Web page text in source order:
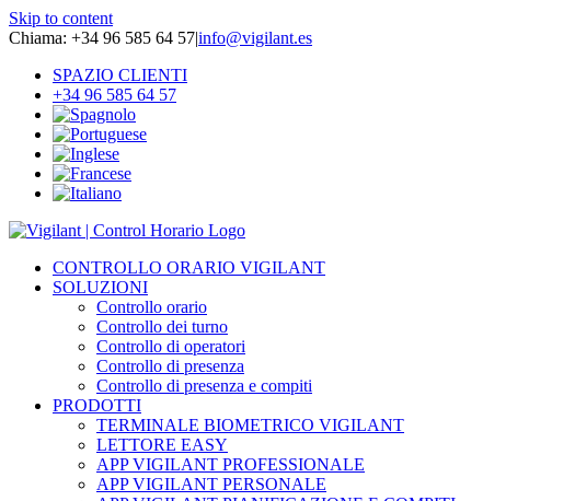
Skip to content
Chiama: +34 96 585 64 57|info@vigilant.es
SPAZIO CLIENTI
+34 96 585 64 57
CONTROLLO ORARIO VIGILANT
SOLUZIONI
Controllo orario
Controllo dei turno
Controllo di operatori
Controllo di presenza
Controllo di presenza e compiti
PRODOTTI
TERMINALE BIOMETRICO VIGILANT
LETTORE EASY
APP VIGILANT PROFESSIONALE
APP VIGILANT PERSONALE